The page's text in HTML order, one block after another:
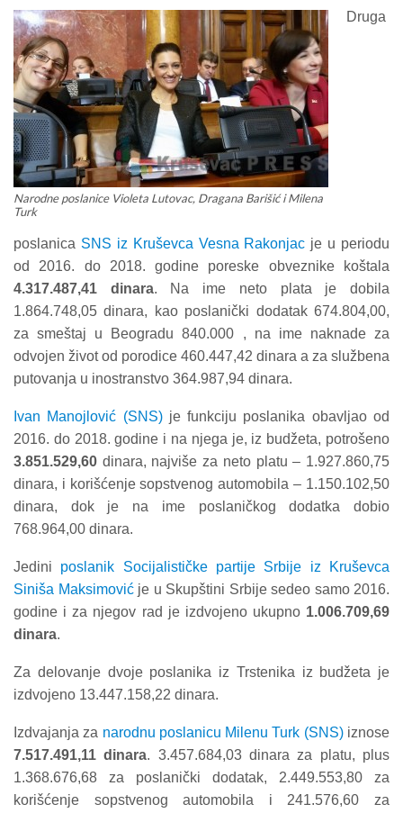
Narodne poslanice Violeta Lutovac, Dragana Barišić i Milena
Turk
Druga
poslanica SNS iz Kruševca Vesna Rakonjac je u periodu
od 2016. do 2018. godine poreske obveznike koštala
4.317.487,41 dinara. Na ime neto plata je dobila
1.864.748,05 dinara, kao poslanički dodatak 674.804,00,
za smeštaj u Beogradu 840.000 , na ime naknade za
odvojen život od porodice 460.447,42 dinara a za službena
putovanja u inostranstvo 364.987,94 dinara.
Ivan Manojlović (SNS)je funkciju poslanika obavljao od
2016. do 2018. godine i na njega je, iz budžeta, potrošeno
3.851.529,60 dinara, najviše za neto platu – 1.927.860,75
dinara, i korišćenje sopstvenog automobila – 1.150.102,50
dinara, dok je na ime poslaničkog dodatka dobio
768.964,00 dinara.
Jedini poslanik Socijalističke partije Srbije iz Kruševca
Siniša Maksimovićje u Skupštini Srbije sedeo samo 2016.
godine i za njegov rad je izdvojeno ukupno 1.006.709,69
dinara.
Za delovanje dvoje poslanika iz Trstenika iz budžeta je
izdvojeno 13.447.158,22 dinara.
Izdvajanja za narodnu poslanicu Milenu Turk (SNS)iznose
7.517.491,11 dinara. 3.457.684,03 dinara za platu, plus
1.368.676,68 za poslanički dodatak, 2.449.553,80 za
korišćenje sopstvenog automobila i 241.576,60 za